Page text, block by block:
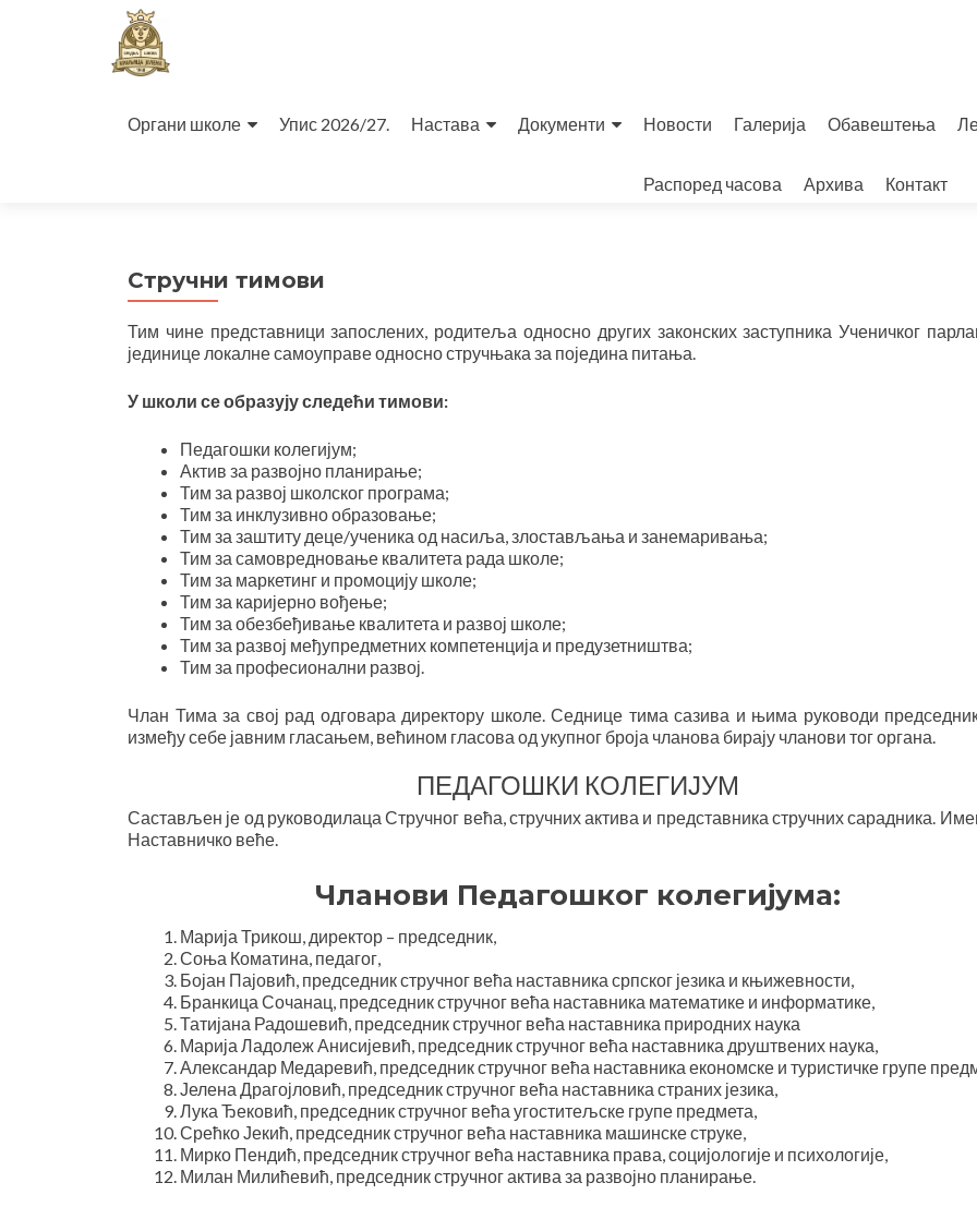
на
Органи школе Упис 2026/27. Настава Документи Новости Галерија Обавештења
Распоред часова Архива Контакт
Стручни тимови
Тим чине представници запослених, родитеља односно других законских заступника Ученичког
јединице локалне самоуправе односно стручњака за поједина питања.
У школи сеобразујуследећи тимови:
Педагошки колегијум;
Актив за развојно планирање;
Тим за развој школског програма;
Тим за инклузивно образовање;
Тим за заштиту деце/ученика од насиља, злостављања и занемаривања;
Тим за самовредновање квалитета рада школе;
Тим за маркетинг и промоцију школе;
Тим за каријерно вођење;
Тим за обезбеђивање квалитета и развој школе;
Тим за развој међупредметних компетенција и предузетништва;
Тим за професионални развој.
Члан Тима за свој рад одговара директору школе. Седнице тима сазива и њима руководи
између себе јавним гласањем, већином гласова од укупног броја чланова бирају чланови тог органа.
ПЕДАГОШКИ КОЛЕГИЈУМ
Састављен је од руководилацаСтручног већа, стручних актива и представника стручних сарадника.
Наставничко веће.
Чланови Педагошког колегијума:
Марија Трикош, директор – председник,
Соња Коматина, педагог,
Бојан Пајовић, председник стручног већа наставника српског језика и књижевности,
Бранкица Сочанац, председник стручног већа наставника математике и информатике,
Татијана Радошевић, председник стручног већа наставника природних наука
Марија Ладолеж Анисијевић, председник стручног већа наставника друштвених наука,
Александар Медаревић, председник стручног већа наставника економске и туристичке групе
Јелена Драгојловић, председник стручног већа наставника страних језика,
Лука Ђековић, председник стручног већа угоститељске групе предмета,
Срећко Јекић, председник стручног већа наставника машинске струке,
Мирко Пендић, председник стручног већа наставника права, социјологије и психологије,
Милан Милићевић, председник стручног актива за развојно планирање.